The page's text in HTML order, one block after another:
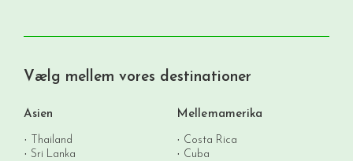
Vælg mellem vores destinationer
Asien
Thailand
Sri Lanka
Mellemamerika
Costa Rica
Cuba